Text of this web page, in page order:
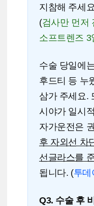
지참해 주세
(검사만 먼저
소프트렌즈
수술 당일에
후드티 등 누
삼가 주세요.
시야가 일시
자가운전은
후 자외선 차
선글라스를
됩니다. (투데
Q3. 수술 후